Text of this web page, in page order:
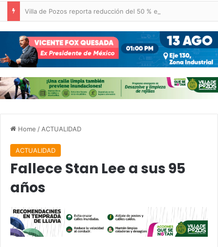
Home / ACTUALIDAD
ACTUALIDAD
Fallece Stan Lee a sus 95
años